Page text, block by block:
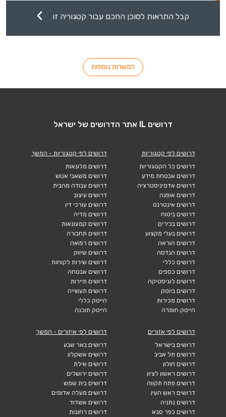
קבל התראות לסוכן החכם עבור קטגוריה זו
למשרות נוספות
דרושים IL אתר הדרושים של ישראל
דרושים לפי קטגוריות
דרושים כל הקטגוריות
דרושים אבטחת מידע
דרושים אדמיניסטרציה
דרושים אופנה
דרושים אינטרנט
דרושים ביטוח
דרושים בכירים
דרושים בעלי מקצוע
דרושים הוראה
דרושים הנדסה
דרושים כללי
דרושים כספים
דרושים לוגיסטיקה
דרושים ביוטק
דרושים מכירות
הייטק חומרה
דרושים לפי קטגוריות - המשך
דרושים מלונאות
דרושים משאבי אנוש
דרושים עבודה מהבית
דרושים עיצוב
דרושים עורכי דין
דרושים מדיה
דרושים קמעונאות
דרושים תחבורה
דרושים רפואה
דרושים שיווק
דרושים שירות לקוחות
דרושים אבטחה
דרושים תיירות
דרושים תעשייה
הייטק כללי
הייטק תוכנה
דרושים לפי אזורים
דרושים בישראל
דרושים תל אביב
דרושים חולון
דרושים ראשון לציון
דרושים פתח תקווה
דרושים ראש העין
דרושים נתניה
דרושים כפר סבא
דרושים לפי איזורים - המשך
דרושים באר שבע
דרושים אשקלון
דרושים אילת
דרושים ירושלים
דרושים בית שמש
דרושים מעלה אדומים
דרושים אשדוד
דרושים רחובות